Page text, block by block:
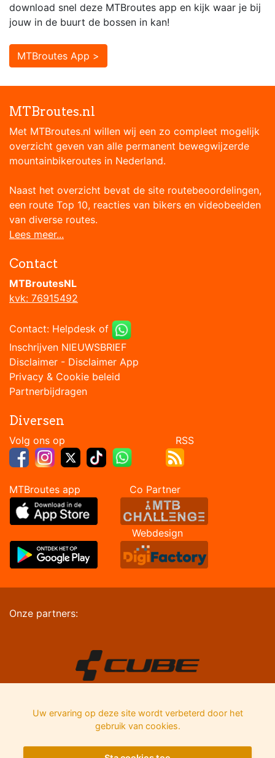
download snel deze MTBroutes app en kijk waar je bij
jouw in de buurt de bossen in kan!
MTBroutes App >
MTBroutes.nl
Met MTBroutes.nl willen wij een zo compleet mogelijk
overzicht geven van alle permanent bewegwijzerde
mountainbikeroutes in Nederland.
Naast het overzicht bevat de site routebeoordelingen,
een route Top 10, reacties van bikers en videobeelden
van diverse routes.
Lees meer...
Contact
MTBroutesNL
kvk: 76915492
Contact: Helpdesk of
Inschrijven NIEUWSBRIEF
Disclaimer - Disclaimer App
Privacy & Cookie beleid
Partnerbijdragen
Diversen
Volg ons op RSS
MTBroutes app Co Partner
Webdesign
Onze partners:
Uw ervaring op deze site wordt verbeterd door het
gebruik van cookies.